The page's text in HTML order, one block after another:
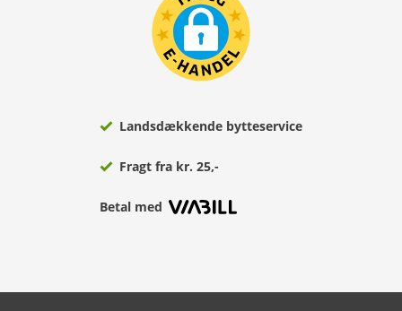
Landsdækkende bytteservice
Fragt fra kr. 25,-
Betal med